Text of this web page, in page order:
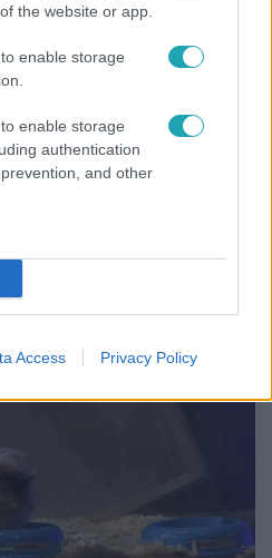
the website or app.
enable storage
enable storage
authentication
and other
Access Privacy Policy
egy keresztény csapat
Isten segítette az